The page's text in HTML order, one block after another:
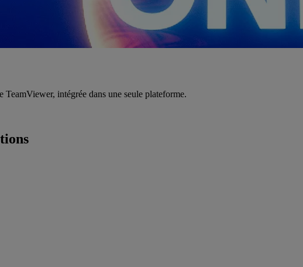
TeamViewer, intégrée dans une seule plateforme.